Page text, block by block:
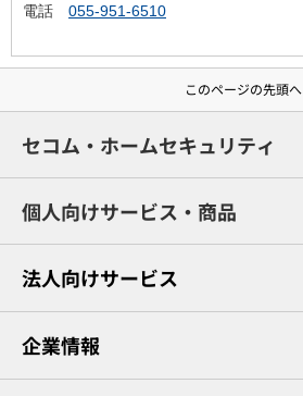
電話 055-951-6510
このページの先頭へ
セコム・ホームセキュリティ
個人向けサービス・商品
法人向けサービス
企業情報